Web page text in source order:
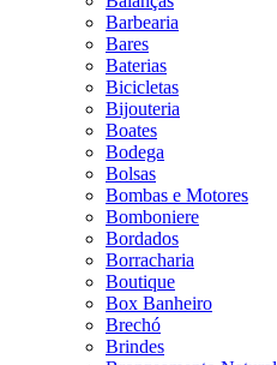
Barbearia
Bares
Baterias
Bicicletas
Bijouteria
Boates
Bodega
Bolsas
Bombas e Motores
Bomboniere
Bordados
Borracharia
Boutique
Box Banheiro
Brechó
Brindes